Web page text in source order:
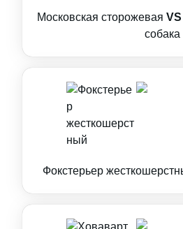
Московская сторожевая VS
собака
Фокстерьер